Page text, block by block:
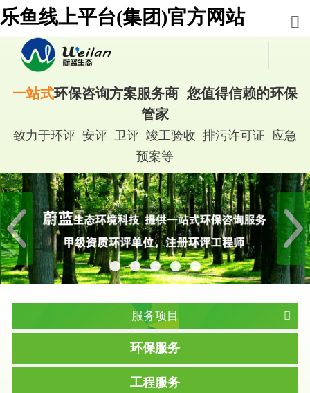
乐鱼线上平台(集团)官方网站
一站式环保咨询方案服务商 您值得信赖的环保
管家
致力于环评 安评 卫评 竣工验收 排污许可证 应急
预案等
服务项目
环保服务
工程服务